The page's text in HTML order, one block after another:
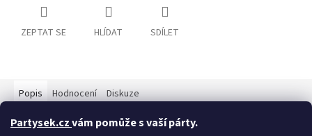
Partysek.czvám pomůže s vaší párty.
ZEPTAT SE HLÍDAT SDÍLET
Popis Hodnocení Diskuze
Detailní popis produktu